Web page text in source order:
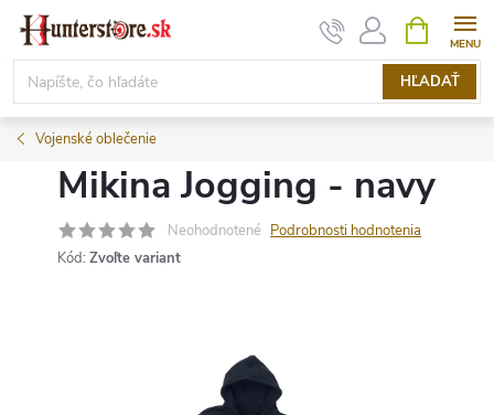
Prejsť
obsah
HĽADAŤ
KOŠÍK
Vojenské oblečenie
Mikina Jogging - navy
Neohodnotené Podrobnosti hodnotenia
Kód: Zvoľte variant